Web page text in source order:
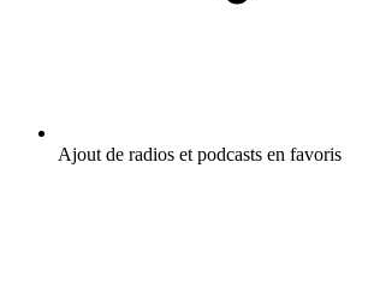
Ajout de radios et podcasts en favoris